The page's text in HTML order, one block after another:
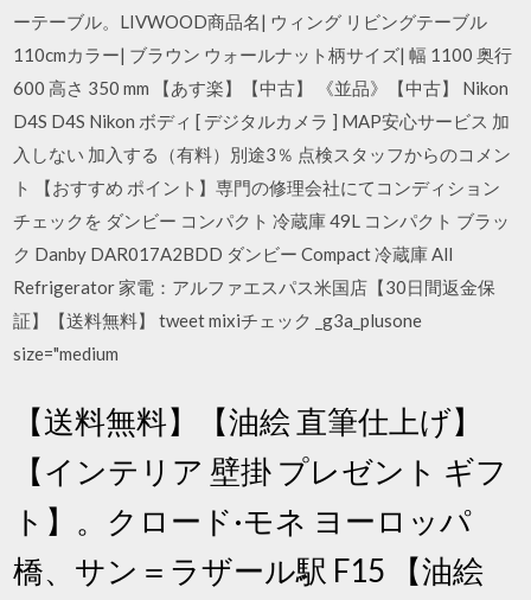
ーテーブル。LIVWOOD商品名| ウィング リビングテーブル
110cmカラー| ブラウン ウォールナット柄サイズ| 幅 1100 奥行
600 高さ 350 mm 【あす楽】【中古】 《並品》【中古】 Nikon
D4S D4S Nikon ボディ [ デジタルカメラ ] MAP安心サービス 加
入しない 加入する（有料）別途3％ 点検スタッフからのコメン
ト 【おすすめ ポイント】専門の修理会社にてコンディション
チェックを ダンビー コンパクト 冷蔵庫 49L コンパクト ブラッ
ク Danby DAR017A2BDD ダンビー Compact 冷蔵庫 All
Refrigerator 家電：アルファエスパス米国店【30日間返金保
証】【送料無料】 tweet mixiチェック _g3a_plusone
size="medium
【送料無料】【油絵 直筆仕上げ】
【インテリア 壁掛 プレゼント ギフ
ト】。クロード·モネ ヨーロッパ
橋、サン＝ラザール駅 F15 【油絵